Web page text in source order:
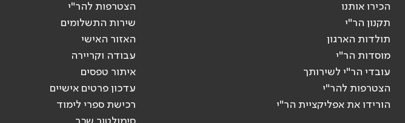
הכירו אותנו
תקנון הר"י
תולדות הארגון
מוסדות הר"י
עובדי הר"י לשירותך
הצטרפות להר"י
הורידו את אפליקציית הר"י
הצטרפות להר"י
שירות התשלומים
האזור האישי
עבודה וקריירה
איתור טפסים
עדכון פרטים אישיים
רכישת ספרי לימוד